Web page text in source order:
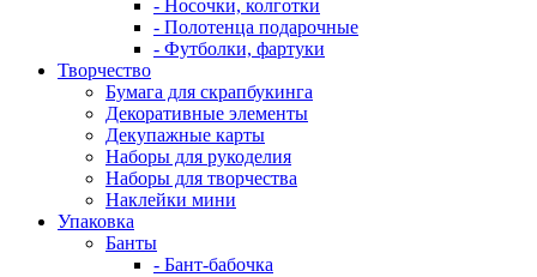
- Носочки, колготки
- Полотенца подарочные
- Футболки, фартуки
Творчество
Бумага для скрапбукинга
Декоративные элементы
Декупажные карты
Наборы для рукоделия
Наборы для творчества
Наклейки мини
Упаковка
Банты
- Бант-бабочка